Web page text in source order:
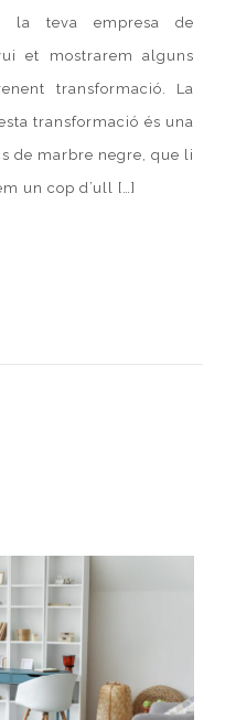
la teva empresa de
et mostrarem alguns
transformació. La
transformació és una
de marbre negre, que li
un cop d’ull […]